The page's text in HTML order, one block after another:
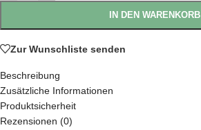
IN DEN WARENKORB
Zur Wunschliste senden
Beschreibung
Zusätzliche Informationen
Produktsicherheit
Rezensionen (0)